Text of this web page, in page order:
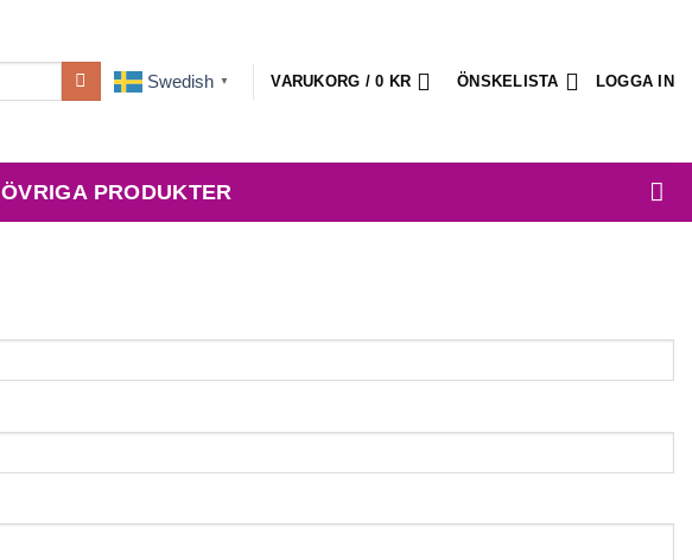
Swedish ▼ VARUKORG /0 KR ÖNSKELISTA LOGGA IN
ÖVRIGA PRODUKTER